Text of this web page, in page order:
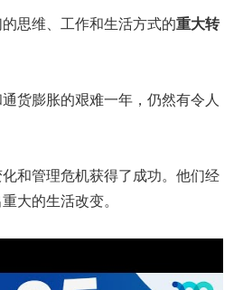
思维、工作和生活方式的重大转
货膨胀的艰难一年，仍然有令人
和管理危机获得了成功。他们经
大的生活改变。